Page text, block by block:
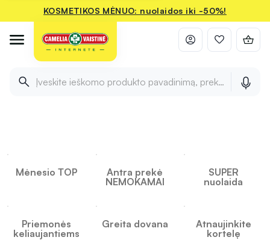
KOSMETIKOS MĖNUO: nuolaidos iki -50%!
Įveskite ieškomo produkto pavadinimą, prekės ženklą ir
Mėnesio TOP
Antra prekė
NEMOKAMAI
SUPER
nuolaida
Priemonės
keliaujantiems
Greita dovana
Atnaujinkite
kortelę